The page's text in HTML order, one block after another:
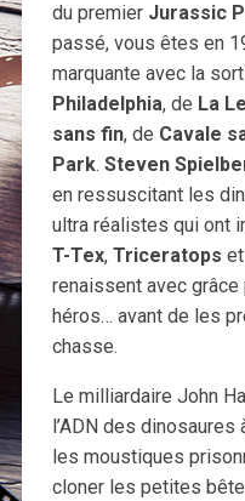
du premier Jurassic
passé, vous êtes en
marquante avec la
Philadelphia, de La
sans fin, de Cavale
Park. Steven
en ressuscitant les
ultra réalistes qui ont
T-Tex, Triceratops
renaissent avec
héros… avant de les
chasse.
Le milliardaire John
l’ADN des
les moustiques
cloner les petites